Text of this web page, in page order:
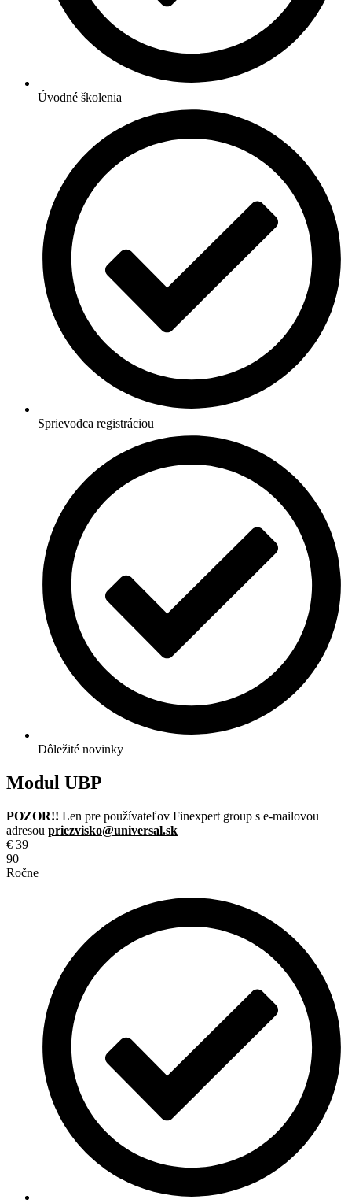
Úvodné školenia
Sprievodca registráciou
Dôležité novinky
Modul UBP
POZOR!! Len pre používateľov Finexpert group s e-mailovou
adresou priezvisko@universal.sk
€ 39
90
Ročne